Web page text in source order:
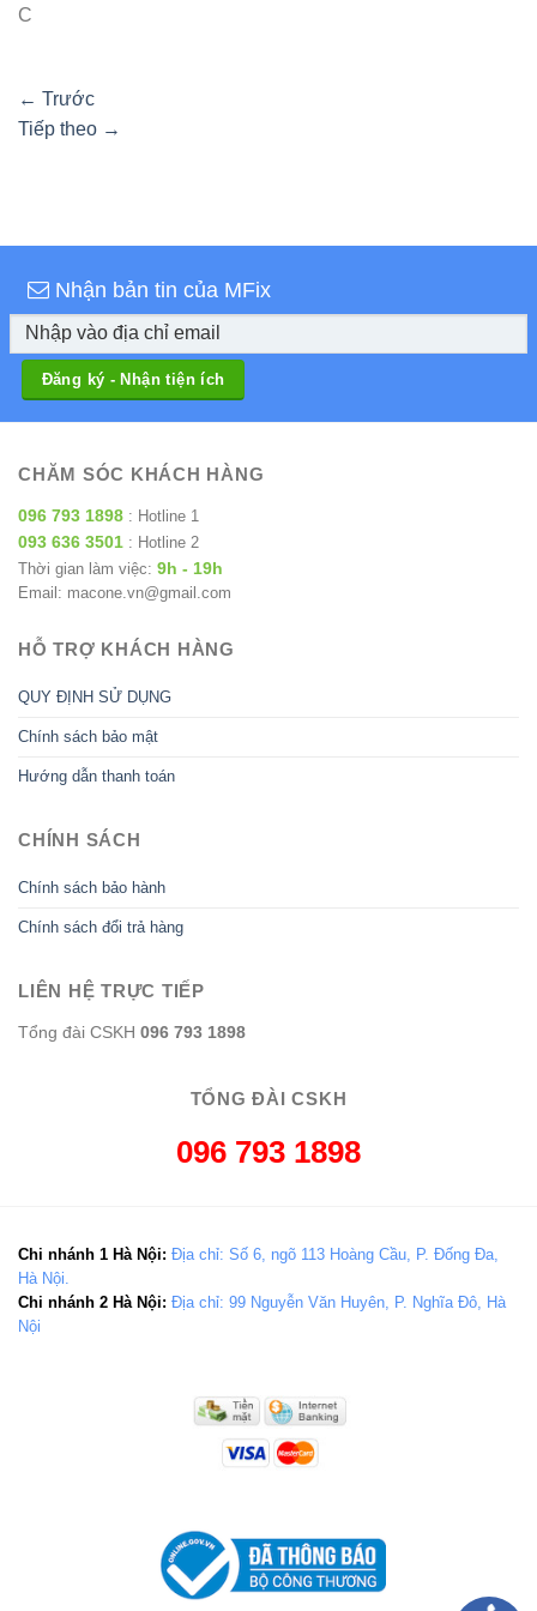
C
← Trước
Tiếp theo →
Nhận bản tin của MFix
CHĂM SÓC KHÁCH HÀNG
096 793 1898 : Hotline 1
093 636 3501 : Hotline 2
Thời gian làm việc: 9h - 19h
Email: macone.vn@gmail.com
HỖ TRỢ KHÁCH HÀNG
QUY ĐỊNH SỬ DỤNG
Chính sách bảo mật
Hướng dẫn thanh toán
CHÍNH SÁCH
Chính sách bảo hành
Chính sách đổi trả hàng
LIÊN HỆ TRỰC TIẾP
Tổng đài CSKH 096 793 1898
TỔNG ĐÀI CSKH
096 793 1898
Chi nhánh 1 Hà Nội: Địa chỉ: Số 6, ngõ 113 Hoàng Cầu, P. Đống Đa,
Hà Nội.
Chi nhánh 2 Hà Nội: Địa chỉ: 99 Nguyễn Văn Huyên, P. Nghĩa Đô, Hà
Nội